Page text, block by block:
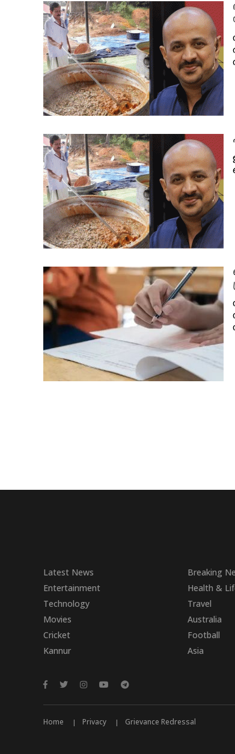
Latest News Breaking
Entertainment
Health &
Technology
Travel
Movies
Australia
Cricket
Football
Kannur
Asia
Home Privacy Grievance Redressal